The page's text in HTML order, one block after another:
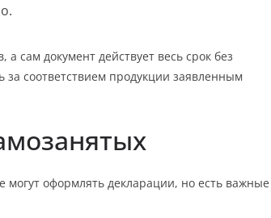
сам документ действует весь срок без
соответствием продукции заявленным
оформлять декларации, но есть важные